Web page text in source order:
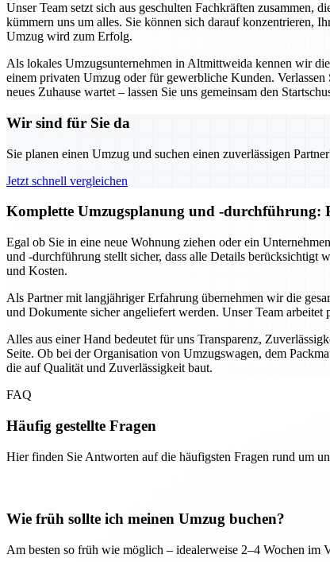
Unser Team setzt sich aus geschulten Fachkräften zusammen,
kümmern uns um alles. Sie können sich darauf konzentrieren,
Umzug wird zum Erfolg.
Als lokales Umzugsunternehmen in Altmittweida kennen wir
einem privaten Umzug oder für gewerbliche Kunden.
neues Zuhause wartet – lassen Sie uns gemeinsam den
Wir sind für Sie da
Sie planen einen Umzug und suchen einen zuverlässigen
Jetzt schnell vergleichen
Komplette Umzugsplanung und -durchführung:
Egal ob Sie in eine neue Wohnung ziehen oder ein
und -durchführung stellt sicher, dass alle Details
und Kosten.
Als Partner mit langjähriger Erfahrung übernehmen wir die
und Dokumente sicher angeliefert werden. Unser Team
Alles aus einer Hand bedeutet für uns Transparenz,
Seite. Ob bei der Organisation von Umzugswagen, dem
die auf Qualität und Zuverlässigkeit baut.
FAQ
Häufig gestellte Fragen
Hier finden Sie Antworten auf die häufigsten Fragen rund um
Wie früh sollte ich meinen Umzug buchen?
Am besten so früh wie möglich – idealerweise 2–4 Wochen im